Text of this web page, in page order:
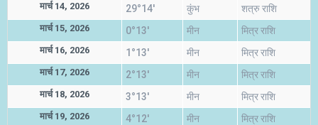
मार्च 14, 2026 29°14' कुंभ शत्रु राशि
मार्च 15, 2026 0°13' मीन मित्र राशि
मार्च 16, 2026 1°13' मीन मित्र राशि
मार्च 17, 2026 2°13' मीन मित्र राशि
मार्च 18, 2026 3°13' मीन मित्र राशि
मार्च 19, 2026 4°12' मीन मित्र राशि